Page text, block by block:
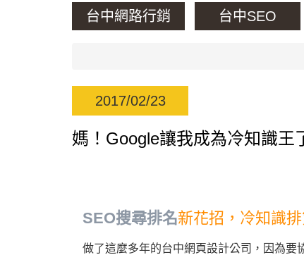
台中網路行銷 台中SEO
2017/02/23
媽！Google讓我成為冷知識王
SEO搜尋排名新花招，冷知識排
做了這麼多年的台中網頁設計公司，因為要